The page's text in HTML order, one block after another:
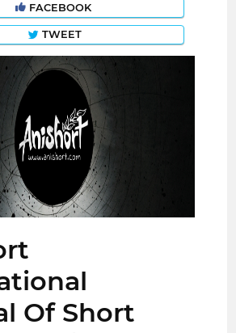
FACEBOOK
TWEET
Of Short